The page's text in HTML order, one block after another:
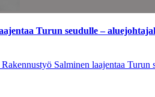
Turun seudulle –
Salminen laajentaa